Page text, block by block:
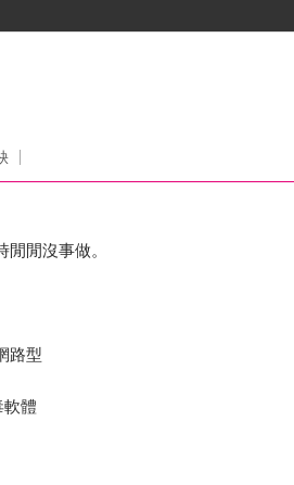
閒沒事做。
路型
軟體